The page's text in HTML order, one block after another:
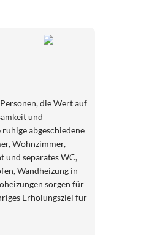
die Wert auf
und
abgeschiedene
Wohnzimmer,
und separates WC,
Wandheizung in
sorgen für
Erholungsziel für